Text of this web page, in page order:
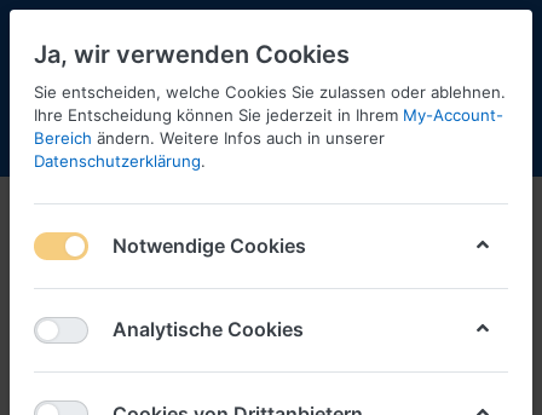
Menü Anmelden Shopaktualisierung
Ja, wir verwenden Cookies
Sie entscheiden, welche Cookies Sie zulassen oder ablehnen.
Ihre Entscheidung können Sie jederzeit in Ihrem My-Account-
Bereich ändern. Weitere Infos auch in unserer
Datenschutzerklärung.
Notwendige Cookies
Analytische Cookies